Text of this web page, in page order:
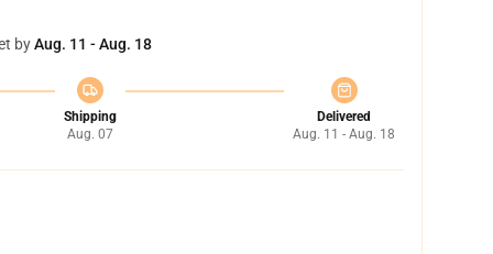
byAug. 11 - Aug. 18
Shipping
Aug. 07
Delivered
Aug. 11 - Aug. 18